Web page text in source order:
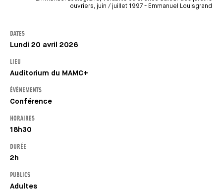
ouvriers, juin / juillet 1997 - Emmanuel Louisgrand
DATES
Lundi 20 avril 2026
LIEU
Auditorium du MAMC+
ÉVÈNEMENTS
Conférence
HORAIRES
18h30
DURÉE
2h
PUBLICS
Adultes